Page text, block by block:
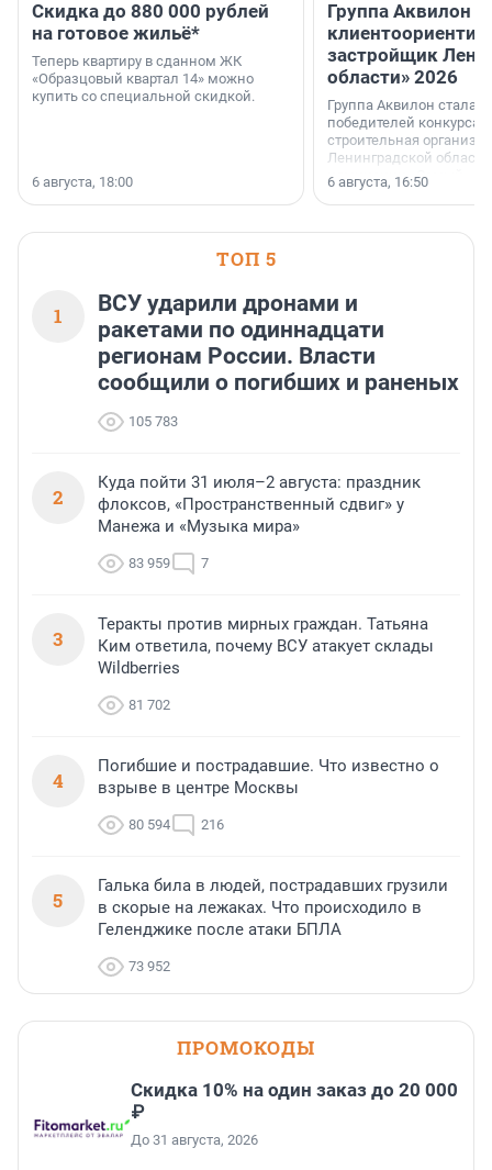
Скидка до 880 000 рублей
на готовое жильё*
Теперь квартиру в сданном ЖК
«Образцовый квартал 14» можно
купить со специальной скидкой.
6 августа, 18:00
Группа Аквилон
застройщик
области» 2026
Группа Аквилон стала
победителей конкурса
строительная
Ленинградской области
номинации «Самый
застройщик
области».
6 августа, 16:50
ТОП 5
1
ВСУ ударили дронами и
ракетами по одиннадцати
регионам России. Власти
сообщили о погибших и раненых
105 783
2
Куда пойти 31 июля–2 августа: праздник
флоксов, «Пространственный сдвиг» у
Манежа и «Музыка мира»
83 959 7
3
Теракты против мирных граждан. Татьяна
Ким ответила, почему ВСУ атакует склады
Wildberries
81 702
4
Погибшие и пострадавшие. Что известно о
взрыве в центре Москвы
80 594 216
5
Галька била в людей, пострадавших грузили
в скорые на лежаках. Что происходило в
Геленджике после атаки БПЛА
73 952
ПРОМОКОДЫ
Скидка 10% на один заказ до 20 000
₽
До 31 августа, 2026